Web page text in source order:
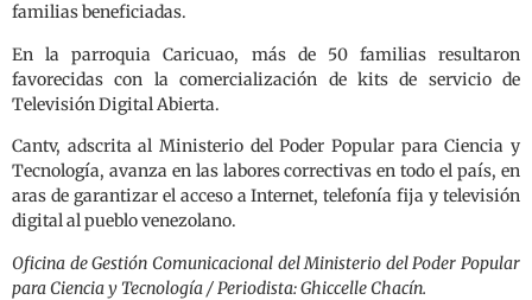
familias beneficiadas.
En la parroquia Caricuao, más de 50 familias resultaron
favorecidas con la comercialización de kits de servicio de
Televisión Digital Abierta.
Cantv, adscrita al Ministerio del Poder Popular para Ciencia y
Tecnología, avanza en las labores correctivas en todo el país, en
aras de garantizar el acceso a Internet, telefonía fija y televisión
digital al pueblo venezolano.
Oficina de Gestión Comunicacional del Ministerio del Poder Popular
para Ciencia y Tecnología / Periodista: Ghiccelle Chacín.